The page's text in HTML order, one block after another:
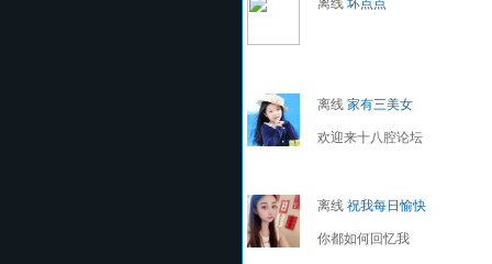
离线 家有三美女
欢迎来十八腔论坛
离线 祝我每日愉快
你都如何回忆我